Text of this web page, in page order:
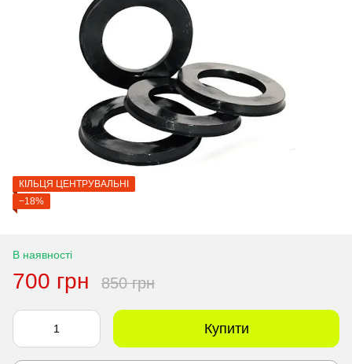
КІЛЬЦЯ ЦЕНТРУВАЛЬНІ
−18%
В наявності
700 грн 850 грн
Купити